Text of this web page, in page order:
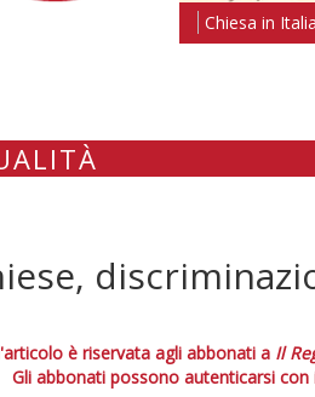
Chiesa in Italia
è riservata agli abbonati a Il
Gli abbonati possono autenticarsi